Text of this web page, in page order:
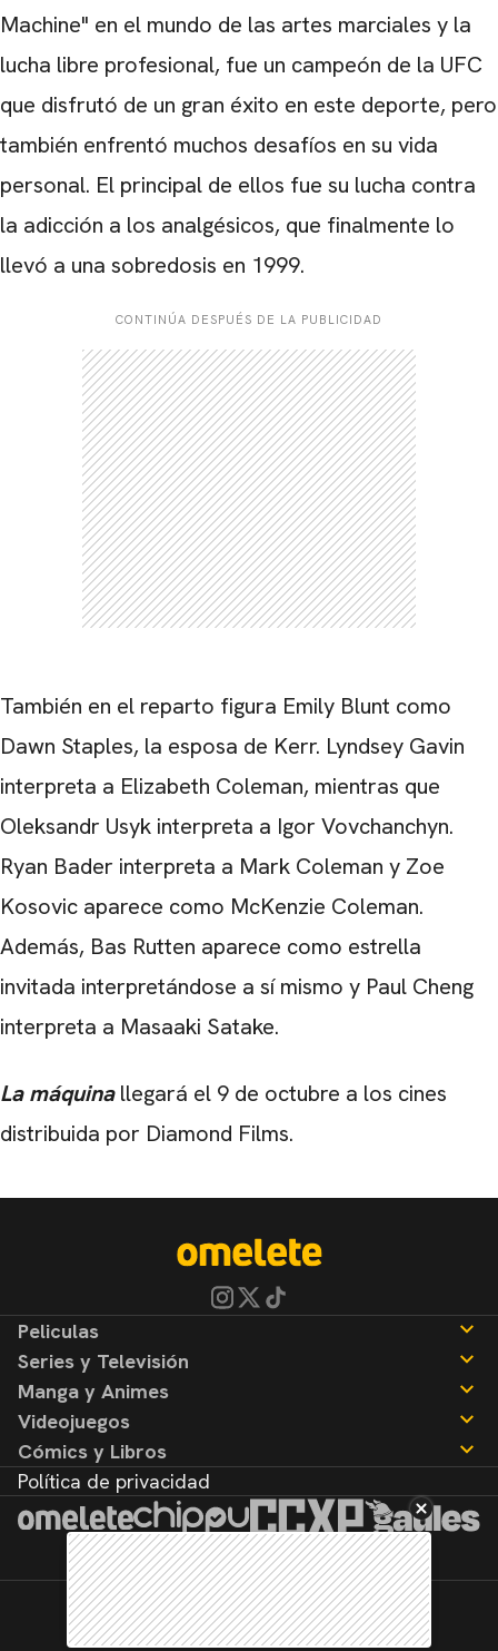
Machine" en el mundo de las artes marciales y la
lucha libre profesional, fue un campeón de la UFC
que disfrutó de un gran éxito en este deporte, pero
también enfrentó muchos desafíos en su vida
personal. El principal de ellos fue su lucha contra
la adicción a los analgésicos, que finalmente lo
llevó a una sobredosis en 1999.
CONTINÚA DESPUÉS DE LA PUBLICIDAD
También en el reparto figura Emily Blunt como
Dawn Staples, la esposa de Kerr. Lyndsey Gavin
interpreta a Elizabeth Coleman, mientras que
Oleksandr Usyk interpreta a Igor Vovchanchyn.
Ryan Bader interpreta a Mark Coleman y Zoe
Kosovic aparece como McKenzie Coleman.
Además, Bas Rutten aparece como estrella
invitada interpretándose a sí mismo y Paul Cheng
interpreta a Masaaki Satake.
La máquinallegará el 9 de octubre a los cines
distribuida por Diamond Films.
Peliculas
Noticias
Reseñas
Series y Televisión
Noticias
Reseñas
Manga y Animes
Noticias
Reseñas
Videojuegos
Noticias
Reseñas
Cómics y Libros
Noticias
Reseñas
Política de privacidad
©2026. Todos los derechos reservados.